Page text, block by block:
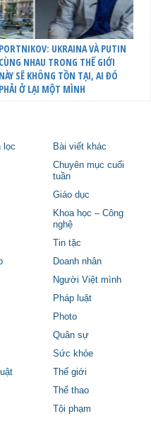
PORTNIKOV: UKRAINA VÀ PUTIN
CÙNG NHAU TRONG THẾ GIỚI
NÀY SẼ KHÔNG TỒN TẠI, AI ĐÓ
PHẢI Ở LẠI MỘT MÌNH
lọc
Bài viết khác
Chuyên mục cuối
tuần
Giáo dục
Khoa học – Công
nghệ
Tin tặc
Doanh nhân
Người Việt mình
Pháp luật
Photo
Quân sự
Sức khỏe
Thế giới
Thể thao
Tội phạm